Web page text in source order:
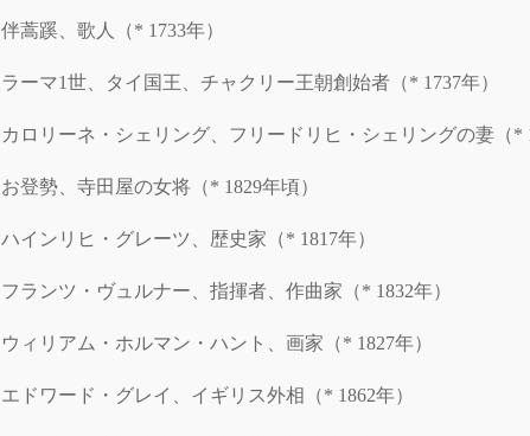
伴蒿蹊、歌人（* 1733年）
ラーマ1世、タイ国王、チャクリー王朝創始者（* 1737年）
カロリーネ・シェリング、フリードリヒ・シェリングの妻（*
お登勢、寺田屋の女将（* 1829年頃）
ハインリヒ・グレーツ、歴史家（* 1817年）
フランツ・ヴュルナー、指揮者、作曲家（* 1832年）
ウィリアム・ホルマン・ハント、画家（* 1827年）
エドワード・グレイ、イギリス外相（* 1862年）